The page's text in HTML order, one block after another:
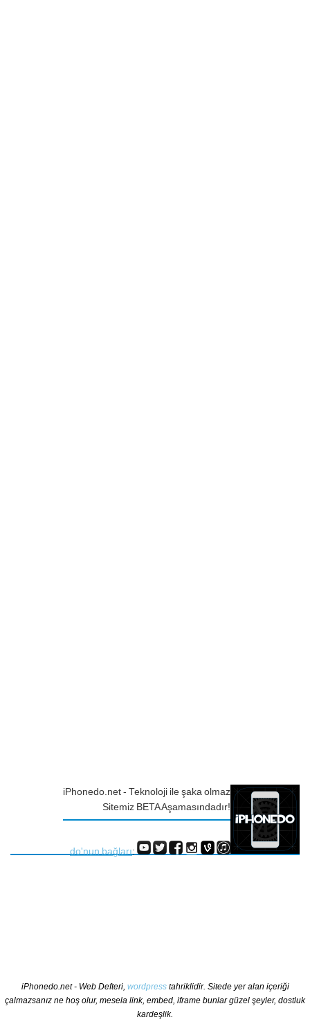
iPhonedo.net - Teknoloji ile şaka olmaz
Sitemiz BETA Aşamasındadır!
do'nun bağları:
iPhonedo.net - Web Defteri, wordpresstahriklidir. Sitede yer alan içeriği
çalmazsanız ne hoş olur, mesela link, embed, iframe bunlar güzel şeyler, dostluk
kardeşlik.